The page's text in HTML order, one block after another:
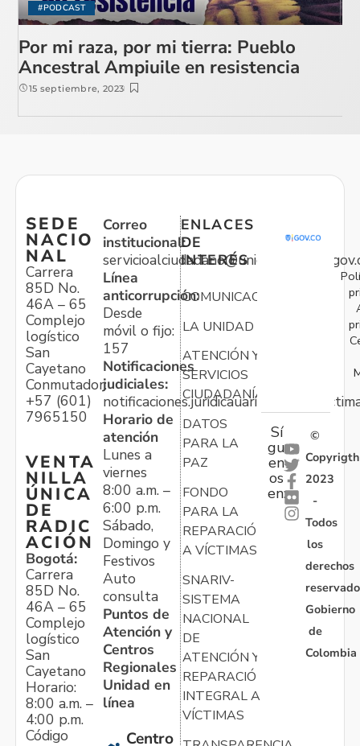
#PODCAST
Por mi raza, por mi tierra: Pueblo
Ancestral Ampiuile en resistencia
15 septiembre, 2023
SEDE
NACIO
NAL
Carrera
85D No.
46A – 65
Complejo
logístico
San
Cayetano
Conmutador:
+57 (601)
7965150
VENTA
NILLA
ÚNICA
DE
RADIC
ACIÓN
Bogotá:
Carrera
85D No.
46A – 65
Complejo
logístico
San
Cayetano
Horario:
8:00 a.m. –
4:00 p.m.
Código
Correo
institucional:
Línea
anticorrupción:
Desde
móvil o fijo:
157
Notificaciones
judiciales:
Horario de
atención
Lunes a
viernes
8:00 a.m. –
6:00 p.m.
Sábado,
Domingo y
Festivos
Auto
consulta
Puntos de
Atención y
Centros
Regionales
Unidad en
línea
Centro
ENLACES
DE
INTERÉS
COMUNICACIONES
LA UNIDAD
ATENCIÓN Y
SERVICIOS
CIUDADANÍA
DATOS
PARA LA
PAZ
FONDO
PARA LA
REPARACIÓN
A VÍCTIMAS
SNARIV-
SISTEMA
NACIONAL
DE
ATENCIÓN Y
REPARACIÓN
INTEGRAL A
VÍCTIMAS
Sí
gu
en
os
en:
©
Copyrigth
2023
-
Todos
los
derechos
Gobierno
de
Colombia